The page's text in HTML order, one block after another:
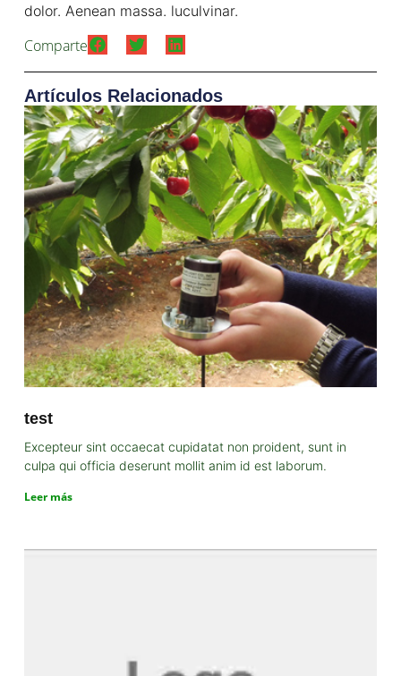
dolor. Aenean massa. luculvinar.
Comparte
Artículos Relacionados
test
Excepteur sint occaecat cupidatat non proident, sunt in
culpa qui officia deserunt mollit anim id est laborum.
Leer más